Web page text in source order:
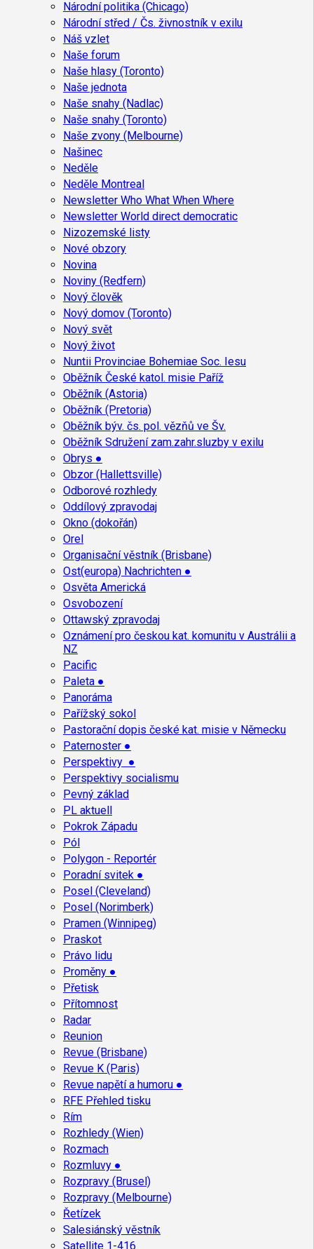
Národní politika (Chicago)
Národní střed / Čs. živnostník v exilu
Náš vzlet
Naše forum
Naše hlasy (Toronto)
Naše jednota
Naše snahy (Nadlac)
Naše snahy (Toronto)
Naše zvony (Melbourne)
Našinec
Neděle
Neděle Montreal
Newsletter Who What When Where
Newsletter World direct democratic
Nizozemské listy
Nové obzory
Novina
Noviny (Redfern)
Nový člověk
Nový domov (Toronto)
Nový svět
Nový život
Nuntii Provinciae Bohemiae Soc. Iesu
Oběžník České katol. misie Paříž
Oběžník (Astoria)
Oběžník (Pretoria)
Oběžník býv. čs. pol. vězňů ve Šv.
Oběžník Sdružení zam.zahr.sluzby v exilu
Obrys ●
Obzor (Hallettsville)
Odborové rozhledy
Oddílový zpravodaj
Okno (dokořán)
Orel
Organisační věstník (Brisbane)
Ost(europa) Nachrichten ●
Osvěta Americká
Osvobození
Ottawský zpravodaj
Oznámení pro českou kat. komunitu v Austrálii a
NZ
Pacific
Paleta ●
Panoráma
Pařížský sokol
Pastorační dopis české kat. misie v Německu
Paternoster ●
Perspektivy ●
Perspektivy socialismu
Pevný základ
PL aktuell
Pokrok Západu
Pól
Polygon - Reportér
Poradní svitek ●
Posel (Cleveland)
Posel (Norimberk)
Pramen (Winnipeg)
Praskot
Právo lidu
Proměny ●
Přetisk
Přítomnost
Radar
Reunion
Revue (Brisbane)
Revue K (Paris)
Revue napětí a humoru ●
RFE Přehled tisku
Rím
Rozhledy (Wien)
Rozmach
Rozmluvy ●
Rozpravy (Brusel)
Rozpravy (Melbourne)
Řetízek
Salesiánský věstník
Satellite 1-416